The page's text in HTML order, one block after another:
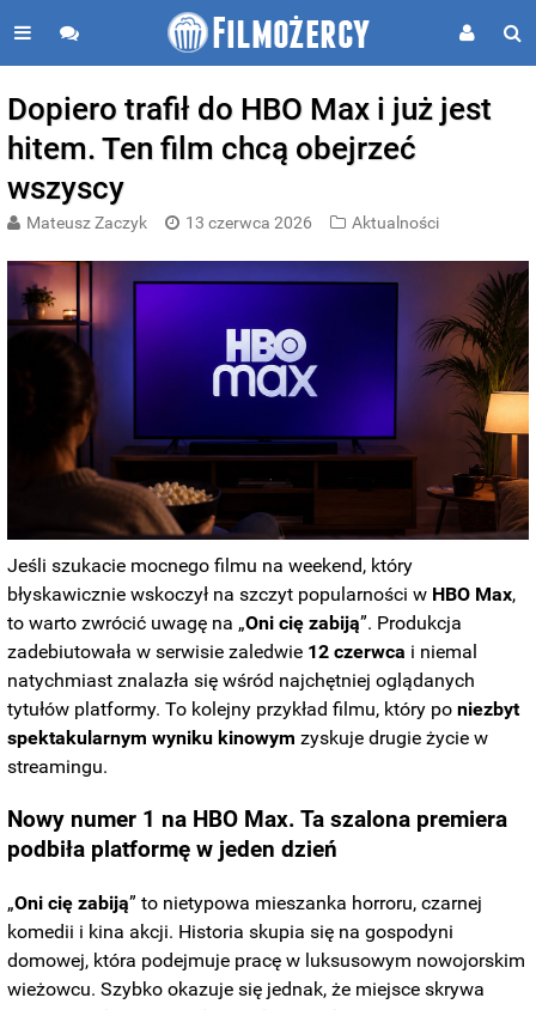
Dopiero trafił do HBO Max i już jest
hitem. Ten film chcą obejrzeć
wszyscy
Mateusz Zaczyk 13 czerwca 2026 Aktualności
Jeśli szukacie mocnego filmu na weekend, który
błyskawicznie wskoczył na szczyt popularności w HBO Max,
to warto zwrócić uwagę na „Oni cię zabiją”. Produkcja
zadebiutowała w serwisie zaledwie 12 czerwca i niemal
natychmiast znalazła się wśród najchętniej oglądanych
tytułów platformy. To kolejny przykład filmu, który poniezbyt
spektakularnym wyniku kinowym zyskuje drugie życie w
streamingu.
Nowy numer 1 na HBO Max. Ta szalona premiera
podbiła platformę w jeden dzień
„Oni cię zabiją” to nietypowa mieszanka horroru, czarnej
komedii i kina akcji. Historia skupia się na gospodyni
domowej, która podejmuje pracę w luksusowym nowojorskim
wieżowcu. Szybko okazuje się jednak, że miejsce skrywa